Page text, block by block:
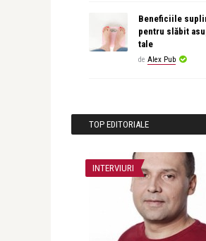
Beneficiile
pentru slăbit
tale
de Alex Pub
TOP EDITORIALE
INTERVIURI